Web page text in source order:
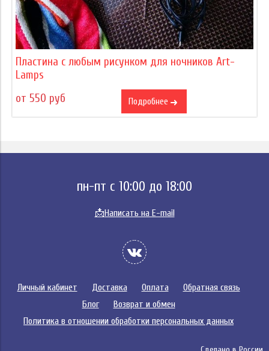
Пластина с любым рисунком для ночников Art-
Lamps
от 550 руб
Подробнее
пн-пт с 10:00 до 18:00
📩Написать на E-mail
Личный кабинет Доставка Оплата
Обратная связь
Блог
Возврат и обмен
Политика в отношении обработки персональных данных